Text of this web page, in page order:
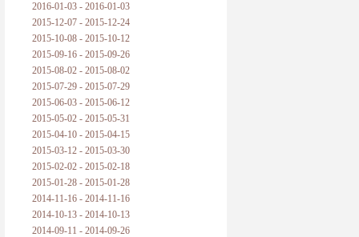
2016-01-03 - 2016-01-03
2015-12-07 - 2015-12-24
2015-10-08 - 2015-10-12
2015-09-16 - 2015-09-26
2015-08-02 - 2015-08-02
2015-07-29 - 2015-07-29
2015-06-03 - 2015-06-12
2015-05-02 - 2015-05-31
2015-04-10 - 2015-04-15
2015-03-12 - 2015-03-30
2015-02-02 - 2015-02-18
2015-01-28 - 2015-01-28
2014-11-16 - 2014-11-16
2014-10-13 - 2014-10-13
2014-09-11 - 2014-09-26